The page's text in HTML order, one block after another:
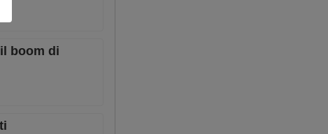
boom di